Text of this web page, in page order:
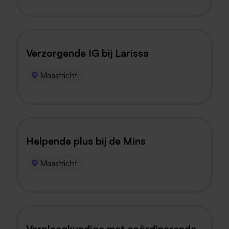
Verzorgende IG bij Larissa
Maastricht
Helpende plus bij de Mins
Maastricht